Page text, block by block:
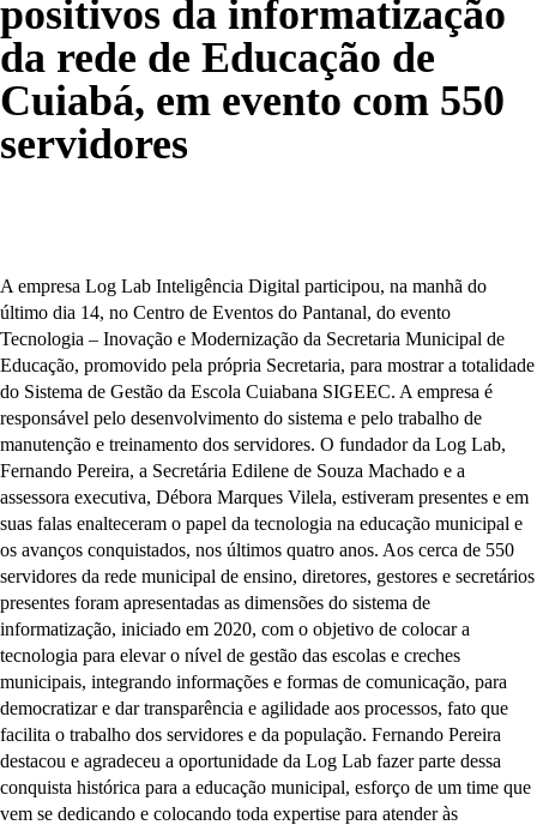
positivos da informatização
da rede de Educação de
Cuiabá, em evento com 550
servidores
A empresa Log Lab Inteligência Digital participou, na manhã do
último dia 14, no Centro de Eventos do Pantanal, do evento
Tecnologia – Inovação e Modernização da Secretaria Municipal de
Educação, promovido pela própria Secretaria, para mostrar a totalidade
do Sistema de Gestão da Escola Cuiabana SIGEEC. A empresa é
responsável pelo desenvolvimento do sistema e pelo trabalho de
manutenção e treinamento dos servidores. O fundador da Log Lab,
Fernando Pereira, a Secretária Edilene de Souza Machado e a
assessora executiva, Débora Marques Vilela, estiveram presentes e em
suas falas enalteceram o papel da tecnologia na educação municipal e
os avanços conquistados, nos últimos quatro anos. Aos cerca de 550
servidores da rede municipal de ensino, diretores, gestores e secretários
presentes foram apresentadas as dimensões do sistema de
informatização, iniciado em 2020, com o objetivo de colocar a
tecnologia para elevar o nível de gestão das escolas e creches
municipais, integrando informações e formas de comunicação, para
democratizar e dar transparência e agilidade aos processos, fato que
facilita o trabalho dos servidores e da população. Fernando Pereira
destacou e agradeceu a oportunidade da Log Lab fazer parte dessa
conquista histórica para a educação municipal, esforço de um time que
vem se dedicando e colocando toda expertise para atender às